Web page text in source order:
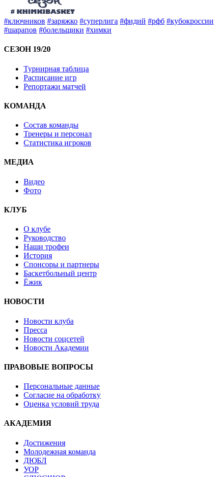
#ключников #заряжко #суперлига #фидий #рфб #кубокроссии
#шарапов #болельщики #химки
СЕЗОН 19/20
Турнирная таблица
Расписание игр
Репортажи матчей
КОМАНДА
Состав команды
Тренеры и персонал
Статистика игроков
МЕДИА
Видео
Фото
КЛУБ
О клубе
Руководство
Наши трофеи
История
Спонсоры и партнеры
Баскетбольный центр
Ёжик
НОВОСТИ
Новости клуба
Пресса
Новости соцсетей
Новости Академии
ПРАВОВЫЕ ВОПРОСЫ
Персональные данные
Согласие на обработку
Оценка условий труда
АКАДЕМИЯ
Достижения
Молодежная команда
ДЮБЛ
УОР